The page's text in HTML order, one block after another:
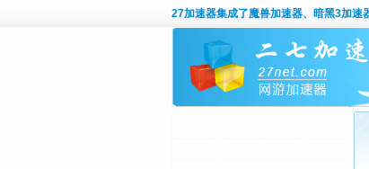
27加速器集成了魔兽加速器、暗黑3加速